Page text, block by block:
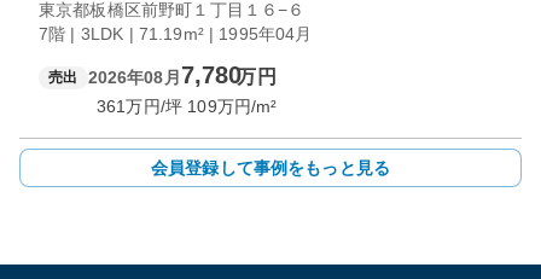
東京都板橋区前野町１丁目１６−６
7階 | 3LDK | 71.19m² | 1995年04月
売出 2026年08月 7,780万円
361万円/坪 109万円/m²
会員登録して事例をもっと見る